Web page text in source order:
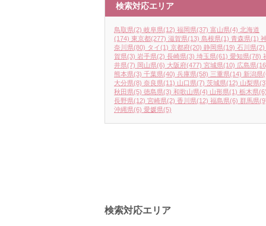
検索対応エリア
鳥取県(2) 岐阜県(12) 福岡県(37) 富山県(4) 北海道
(174) 東京都(277) 滋賀県(13) 島根県(1) 青森県(1)
奈川県(80) タイ(1) 京都府(20) 静岡県(19) 石川県(2)
賀県(3) 岩手県(2) 長崎県(3) 埼玉県(61) 愛知県(78)
井県(7) 岡山県(6) 大阪府(477) 宮城県(10) 広島県
熊本県(3) 千葉県(40) 兵庫県(58) 三重県(14) 新潟県
大分県(8) 奈良県(11) 山口県(7) 茨城県(12) 山梨県
秋田県(5) 徳島県(3) 和歌山県(4) 山形県(1) 栃木県
長野県(12) 宮崎県(2) 香川県(12) 福島県(6) 群馬県
沖縄県(6) 愛媛県(5)
検索対応エリア